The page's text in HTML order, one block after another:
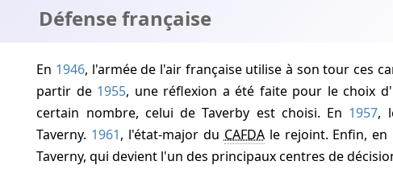
Défense française
En 1946, l'armée de l'air française utilise à son tour ces
partir de 1955, une réflexion a été faite pour le choix
certain nombre, celui de Taverby est choisi. En 1957,
Taverny. 1961, l'état-major du CAFDAle rejoint. Enfin, en
Taverny, qui devient l'un des principaux centres de